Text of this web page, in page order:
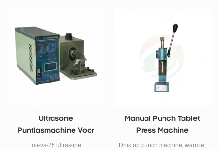
Ultrasone
Puntlasmachine Voor
Het Lassen Van
tob-vs-25 ultrasone
Manual Punch Tablet
Press Machine
Druk op punch machine, warmte,